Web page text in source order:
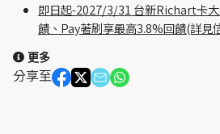
即日起-2027/3/31 台新Richart卡
饋、Pay著刷享最高3.8%回饋(詳見
更多
分享至